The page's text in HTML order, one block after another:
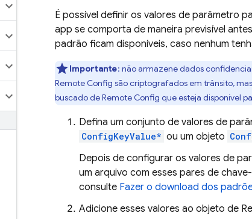
É possível definir os valores de parâmetro
app se comporta de maneira previsível
padrão ficam disponíveis, caso nenhum
Importante: não armazene dados
Remote Config são criptografados em trânsito,
buscado deRemote Config que esteja disponível
Defina um conjunto de valores de
ConfigKeyValue* ou um objeto
Depois de configurar os valores de
um arquivo com esses pares de
consulte Fazer o download dos
Adicione esses valores ao objeto de